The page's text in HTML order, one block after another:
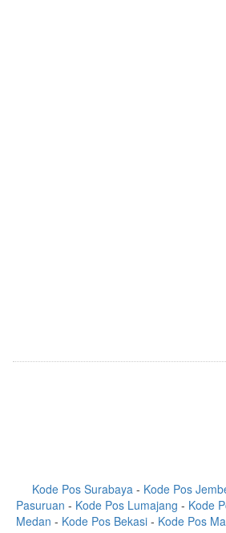
Kode Pos Surabaya - Kode Pos
Pasuruan - Kode Pos Lumajang - Kode
Medan - Kode Pos Bekasi - Kode Pos